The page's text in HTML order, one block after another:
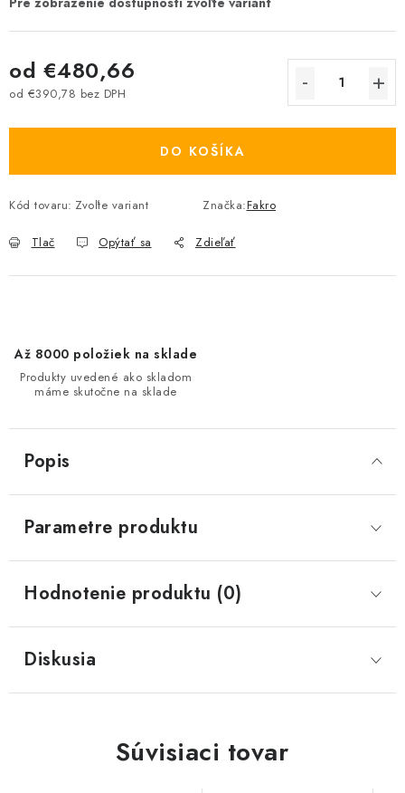
od €480,66
od €390,78 bez DPH
DO KOŠÍKA
Kód tovaru: Zvoľte variant Značka:Fakro
Tlač Opýtať sa Zdieľať
Až 8000 položiek na sklade
Produkty uvedené ako skladom
máme skutočne na sklade
Popis
Parametre produktu
Hodnotenie produktu (0)
Diskusia
Súvisiaci tovar